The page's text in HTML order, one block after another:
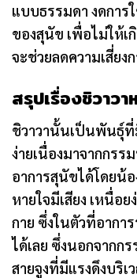
แบบธรรมดา งดกา
ของสุนัข เพื่อไม่ให้เ
จะช่วยลดความเสี่ยง
สรุปเรื่องชิวาว
ชิวาวานั้นเป็นพันธุ์ที่
ง่ายเนื่องมาจากกรร
อาการสุนัขได้โดยน้
หายใจมีเสียง เหนื่อ
กาย ซึ่งในตัวที่อากา
ได้เลย ซึ่งนอกจากก
สายจูงที่มีแรงดึงบริเ